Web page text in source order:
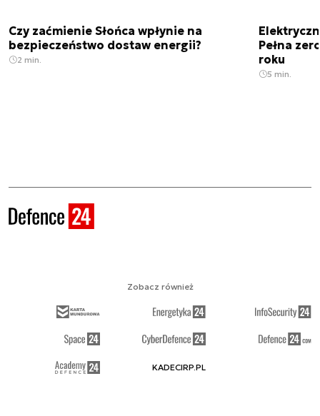
Czy zaćmienie Słońca wpłynie na
bezpieczeństwo dostaw energii?
2 min.
Pełna
roku
5 min.
Zobacz również
KADECIRP.PL